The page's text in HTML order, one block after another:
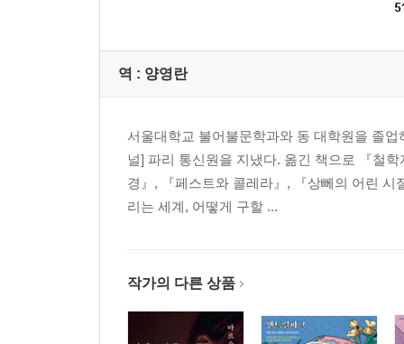
역 : 양영란
서울대학교 불어불문학과와 동 대학원을 졸
널] 파리 통신원을 지냈다. 옮긴 책으로 『철
경』, 『페스트와 콜레라』, 『상뻬의 어린
리는 세계, 어떻게 구할 ...
작가의 다른 상품